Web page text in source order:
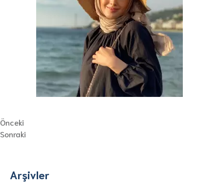
Önceki
Sonraki
Arşivler